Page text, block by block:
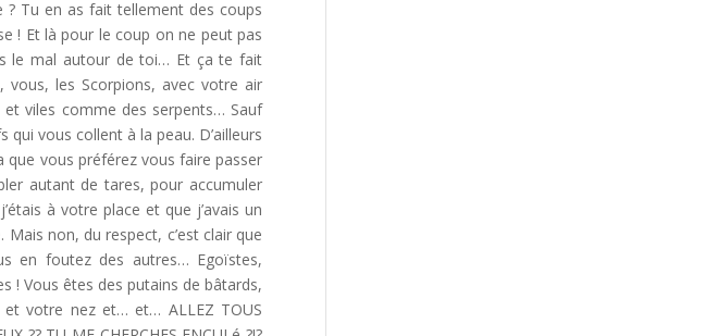
Tu en as fait tellement des coups
! Et là pour le coup on ne peut pas
le mal autour de toi… Et ça te fait
vous, les Scorpions, avec votre air
viles comme des serpents… Sauf
vous collent à la peau. D’ailleurs
que vous préférez vous faire passer
autant de tares, pour accumuler
à votre place et que j’avais un
non, du respect, c’est clair que
en foutez des autres… Egoïstes,
! Vous êtes des putains de bâtards,
votre nez et… et… ALLEZ TOUS